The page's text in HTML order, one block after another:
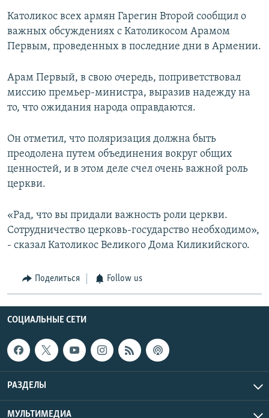
Католикос всех армян Гарегин Второй сообщил о
важных обсуждениях с Католикосом Арамом
Первым, проведенных в последние дни в Армении.
Арам Первый, в свою очередь, поприветствовал
миссию премьер-министра, выразив надежду на
то, что ожидания народа оправдаются.
Он отметил, что поляризация должна быть
преодолена путем объединения вокруг общих
ценностей, и в этом деле счел очень важной роль
церкви.
«Рад, что вы придали важность роли церкви.
Сотрудничество церковь-государство необходимо»,
- сказал Католикос Великого Дома Киликийского.
Поделиться Follow us
СОЦИАЛЬНЫЕ СЕТИ
РАЗДЕЛЫ
МУЛЬТИМЕДИА